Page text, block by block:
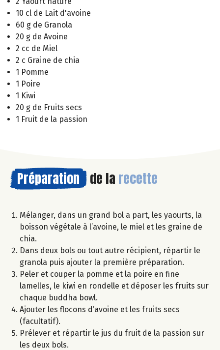
10 cl de Lait d'avoine
60 g de Granola
20 g de Avoine
2 cc de Miel
2 c Graine de chia
1 Pomme
1 Poire
1 Kiwi
20 g de Fruits secs
1 Fruit de la passion
Préparation de la recette
Mélanger, dans un grand bol a part, les yaourts, la
boisson végétale à l’avoine, le miel et les graine de
chia.
Dans deux bols ou tout autre récipient, répartir le
granola puis ajouter la première préparation.
Peler et couper la pomme et la poire en fine
lamelles, le kiwi en rondelle et déposer les fruits sur
chaque buddha bowl.
Ajouter les flocons d’avoine et les fruits secs
(facultatif).
Prélever et répartir le jus du fruit de la passion sur
les deux bols.